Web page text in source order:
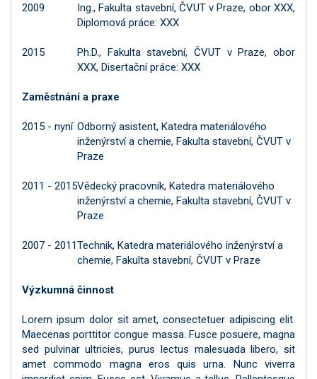
2009
Ing., Fakulta stavební, ČVUT v Praze, obor XXX,
Diplomová práce: XXX
2015
Ph.D., Fakulta stavební, ČVUT v Praze, obor
XXX, Disertační práce: XXX
Zaměstnání a praxe
2015 - nyní Odborný asistent, Katedra materiálového
inženýrství a chemie, Fakulta stavební, ČVUT v
Praze
2011 - 2015Vědecký pracovník, Katedra materiálového
inženýrství a chemie, Fakulta stavební, ČVUT v
Praze
2007 - 2011Technik, Katedra materiálového inženýrství a
chemie, Fakulta stavební, ČVUT v Praze
Výzkumná činnost
Lorem ipsum dolor sit amet, consectetuer adipiscing elit.
Maecenas porttitor congue massa. Fusce posuere, magna
sed pulvinar ultricies, purus lectus malesuada libero, sit
amet commodo magna eros quis urna. Nunc viverra